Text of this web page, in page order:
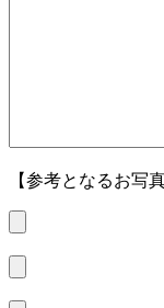
【参考となるお写